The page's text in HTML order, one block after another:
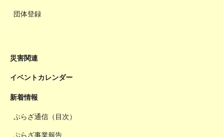
団体登録
災害関連
イベントカレンダー
新着情報
ぷらざ通信（目次）
ぷらざ事業報告